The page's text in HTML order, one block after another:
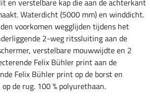
en verstelbare kap die aan de achterkant
Waterdicht (5000 mm) en winddicht.
voorkomen wegglijden tijdens het
2-weg ritssluiting aan de
verstelbare mouwwijdte en 2
Felix Bühler print aan de
Felix Bühler print op de borst en
de rug. 100 % polyurethaan.